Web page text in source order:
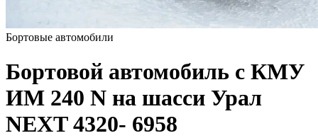
Бортовые автомобили
Бортовой автомобиль с КМУ
ИМ 240 N на шасси Урал
NEXT 4320- 6958